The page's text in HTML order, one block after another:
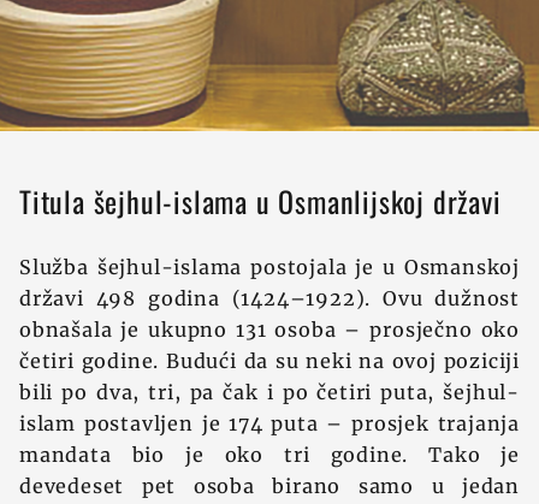
Titula šejhul-islama u Osmanlijskoj državi
Služba šejhul-islama postojala je u Osmanskoj
državi 498 godina (1424–1922). Ovu dužnost
obnašala je ukupno 131 osoba – prosječno oko
četiri godine. Budući da su neki na ovoj poziciji
bili po dva, tri, pa čak i po četiri puta, šejhul-
islam postavljen je 174 puta – prosjek trajanja
mandata bio je oko tri godine. Tako je
devedeset pet osoba birano samo u jedan